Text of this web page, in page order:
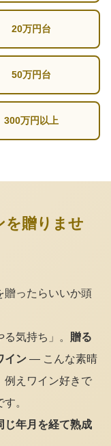
20万円台
50万円台
300万円以上
を贈りませ
贈ったらいいか頭
気持ち」。 贈る
イン — こんな素晴
例えワイン好きで
。
じ年月を経て熟成